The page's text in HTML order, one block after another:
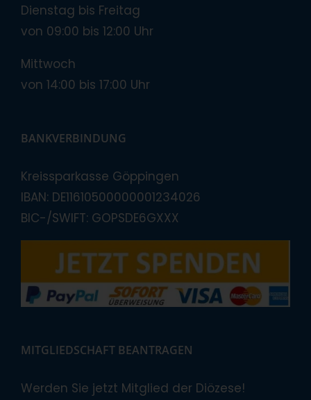
Dienstag bis Freitag
von 09:00 bis 12:00 Uhr
Mittwoch
von 14:00 bis 17:00 Uhr
BANKVERBINDUNG
Kreissparkasse Göppingen
IBAN: DE11610500000001234026
BIC-/SWIFT: GOPSDE6GXXX
MITGLIEDSCHAFT BEANTRAGEN
Werden Sie jetzt Mitglied der Diözese!